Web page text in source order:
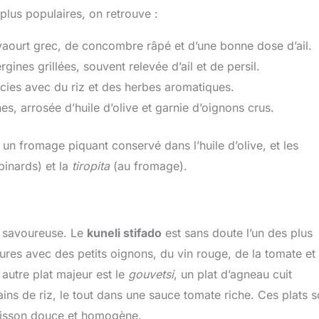
populaires, on retrouve :
grec, de concombre râpé et d’une bonne dose d’ail.
grillées, souvent relevée d’ail et de persil.
avec du riz et des herbes aromatiques.
arrosée d’huile d’olive et garnie d’oignons crus.
un fromage piquant conservé dans l’huile d’olive, et les
et la tiropita(au fromage).
Le kuneli stifado est sans doute l’un des plus
avec des petits oignons, du vin rouge, de la tomate et
plat majeur est le gouvetsi, un plat d’agneau cuit
de riz, le tout dans une sauce tomate riche. Ces plats
douce et homogène.